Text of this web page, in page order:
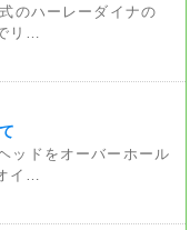
のハーレーダイナの
リ…
ッドをオーバーホール
イ…